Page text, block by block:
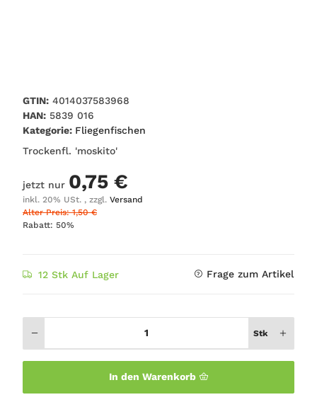
GTIN: 4014037583968
HAN: 5839 016
Kategorie: Fliegenfischen
Trockenfl. 'moskito'
jetzt nur 0,75 €
inkl. 20% USt. , zzgl. Versand
Alter Preis: 1,50 €
Rabatt: 50%
12 Stk Auf Lager Frage zum Artikel
Stk
In den Warenkorb